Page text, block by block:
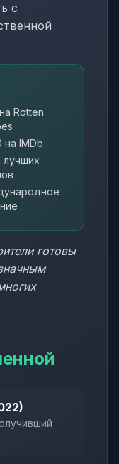
с
Rotten
на IMDb
лучших
готовы